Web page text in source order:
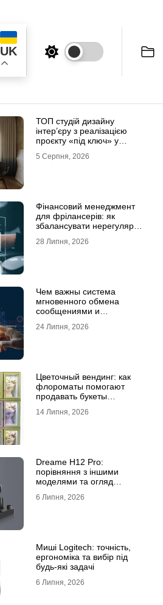
UK
ТОП студій дизайну
інтер’єру з реалізацією
проєкту «під ключ» у
5 Серпня, 2026
Фінансовий менеджмент
для фрілансерів: як
збалансувати нерегулярні
28 Липня, 2026
Чем важны система
мгновенного обмена
сообщениями и
информации для бизнеса
24 Липня, 2026
Цветочный вендинг: как
флороматы помогают
продавать букеты
14 Липня, 2026
Dreame H12 Pro:
порівняння з іншими
моделями та огляд
6 Липня, 2026
Миші Logitech: точність,
ергономіка та вибір під
будь-які задачі
6 Липня, 2026